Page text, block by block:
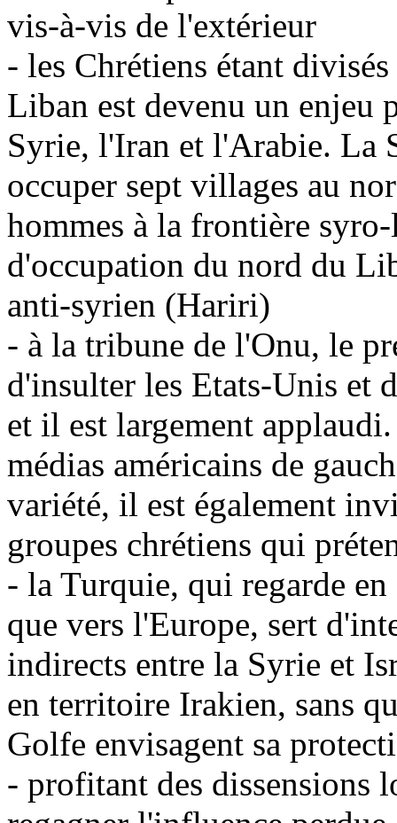
vis-à-vis de l'extérieur
- les Chrétiens étant
Liban est devenu un enjeu
Syrie, l'Iran et l'Arabie. La
occuper sept villages au
hommes à la frontière
d'occupation du nord du
anti-syrien (Hariri)
- à la tribune de l'Onu, le
d'insulter les Etats-Unis et
et il est largement
médias américains de
variété, il est également
groupes chrétiens qui
- la Turquie, qui regarde
que vers l'Europe, sert
indirects entre la Syrie et
en territoire Irakien, sans
Golfe envisagent sa
- profitant des dissensions